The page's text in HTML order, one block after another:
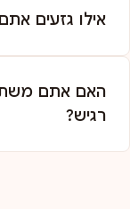
אילו גזעים
האם אתם
רגיש?